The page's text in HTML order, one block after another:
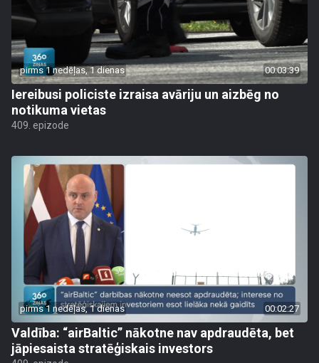
pirms 1 nedēļas, 1 dienas 00:03:39
Iereibusi policiste izraisa avāriju un aizbēg no
notikuma vietas
409. epizode
pirms 1 nedēļas, 1 dienas 00:02:27
Valdība: “airBaltic” nākotne nav apdraudēta, bet
jāpiesaista stratēģiskais investors